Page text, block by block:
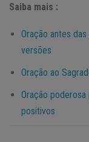
Saiba mais :
Oração antes
versões
Oração ao
Oração
positivos